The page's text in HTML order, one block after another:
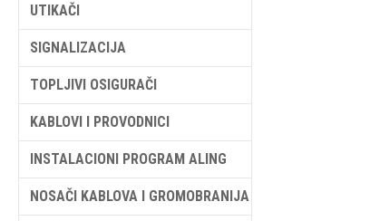
UTIKAČI
SIGNALIZACIJA
TOPLJIVI OSIGURAČI
KABLOVI I PROVODNICI
INSTALACIONI PROGRAM ALING
NOSAČI KABLOVA I GROMOBRANIJA